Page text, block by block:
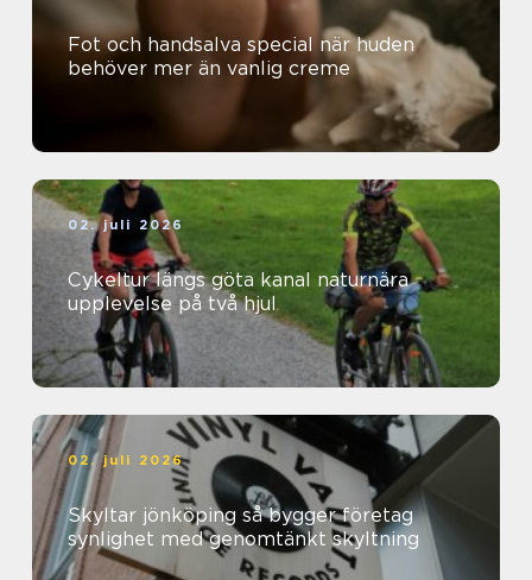
Fot och handsalva special när huden
behöver mer än vanlig creme
02. juli 2026
Cykeltur längs göta kanal naturnära
upplevelse på två hjul
02. juli 2026
Skyltar jönköping så bygger företag
synlighet med genomtänkt skyltning